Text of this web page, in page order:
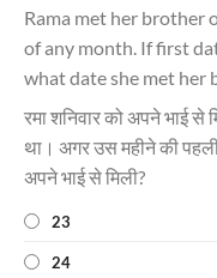
Rama met her brother
of any month. If first
what date she met her
रमा शनिवार को अपने भाई से
था। अगर उस महीने की
अपने भाई से मिली?
23
24